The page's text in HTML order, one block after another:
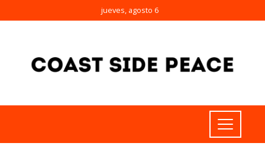
jueves, agosto 6